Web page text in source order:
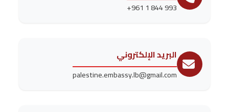
+961 1 844 993
البريد الإلكتروني
palestine.embassy.lb@gmail.com